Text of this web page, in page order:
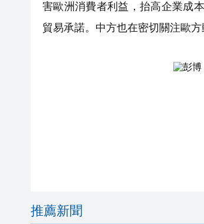
害歐洲消費者利益，抬高企業成
貿易承諾。中方也在密切關注歐
推薦新聞